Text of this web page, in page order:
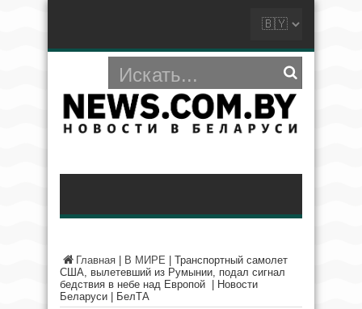
Главная В МИРЕ
Транспортный самолет
США, вылетевший из Румынии, подал сигнал
бедствия в небе над Европой | Новости
Беларуси | БелТА